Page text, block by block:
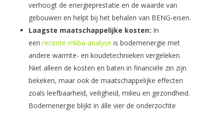
verhoogt de energieprestatie en de waarde van
gebouwen en helpt bij het behalen van BENG-eisen.
Laagste maatschappelijke kosten: In
een recente mkba-analyse is bodemenergie met
andere warmte- en koudetechnieken vergeleken.
Niet alleen de kosten en baten in financiële zin zijn
bekeken, maar ook de maatschappelijke effecten
zoals leefbaarheid, veiligheid, milieu en gezondheid.
Bodemenergie blijkt in álle vier de onderzochte